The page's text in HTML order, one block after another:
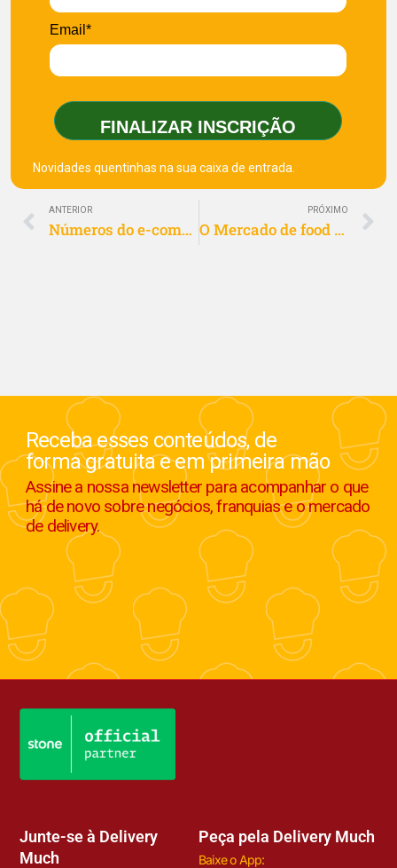
Email*
FINALIZAR INSCRIÇÃO
Novidades quentinhas na sua caixa de entrada.
ANTERIOR
Números do e-commerce no Brasil: crescimento mesmo durante a pandemia
PRÓXIMO
O Mercado de food service no Brasil
Receba esses conteúdos, de
forma gratuita e em primeira mão
Assine a nossa newsletter para acompanhar o que
há de novo sobre negócios, franquias e o mercado
de delivery.
Junte-se à Delivery
Much
Peça pela Delivery Much
Baixe o App: